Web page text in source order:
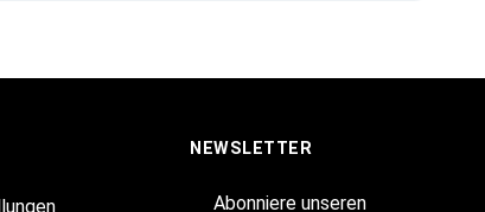
NEWSLETTER
Abonniere unseren